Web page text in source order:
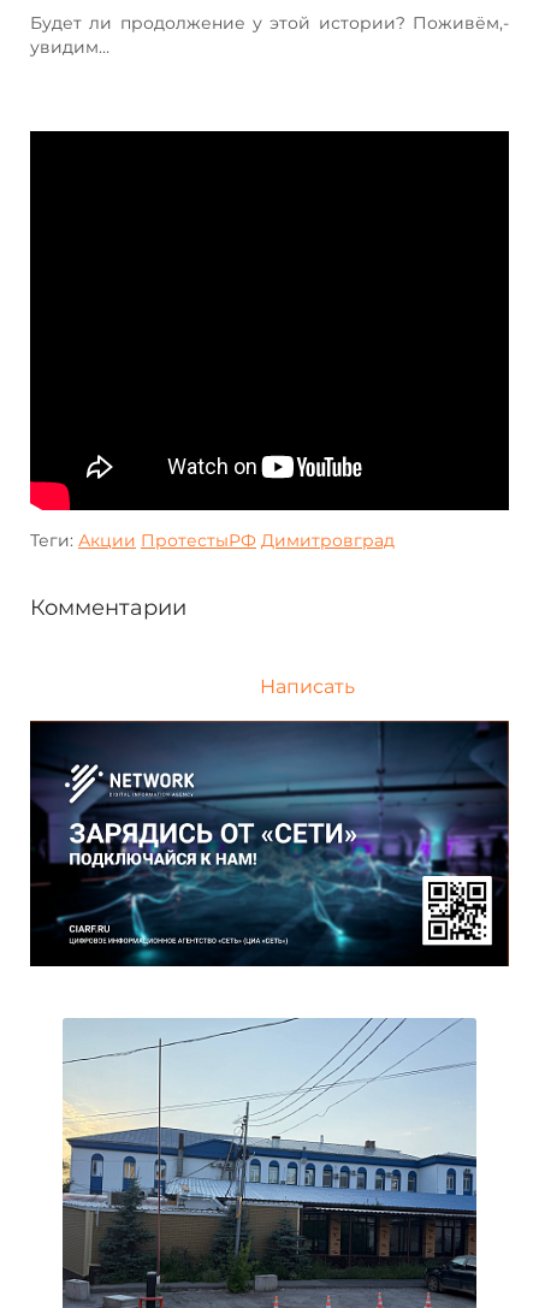
Будет ли продолжение у этой истории? Поживём,-
увидим…
Теги: Акции ПротестыРФ Димитровград
Комментарии
Написать